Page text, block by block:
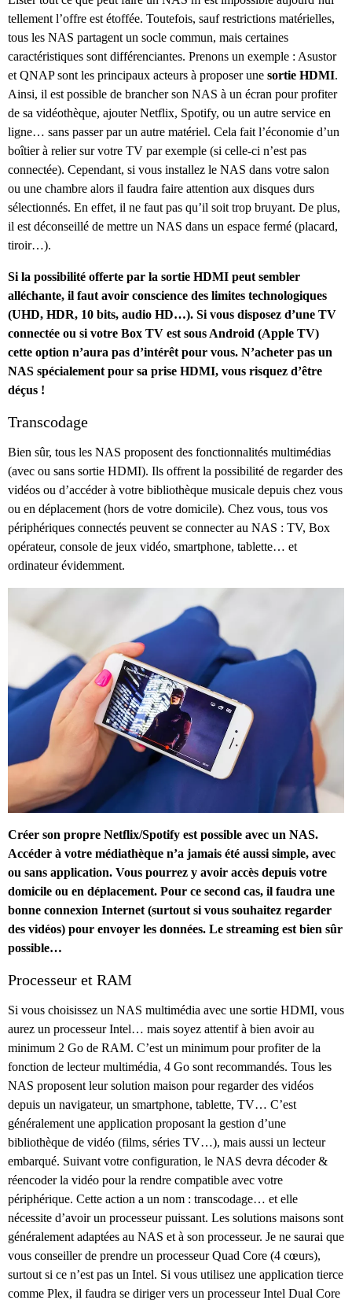
tellement l’offre est étoffée. Toutefois, sauf restrictions matérielles,
tous les NAS partagent un socle commun, mais certaines
caractéristiques sont différenciantes. Prenons un exemple : Asustor
et QNAP sont les principaux acteurs à proposer une sortie HDMI.
Ainsi, il est possible de brancher son NAS à un écran pour profiter
de sa vidéothèque, ajouter Netflix, Spotify, ou un autre service en
ligne… sans passer par un autre matériel. Cela fait l’économie d’un
boîtier à relier sur votre TV par exemple (si celle-ci n’est pas
connectée). Cependant, si vous installez le NAS dans votre salon
ou une chambre alors il faudra faire attention aux disques durs
sélectionnés. En effet, il ne faut pas qu’il soit trop bruyant. De plus,
il est déconseillé de mettre un NAS dans un espace fermé (placard,
tiroir…).
Si la possibilité offerte par la sortie HDMI peut sembler
alléchante, il faut avoir conscience des limites technologiques
(UHD, HDR, 10 bits, audio HD…). Si vous disposez d’une TV
connectée ou si votre Box TV est sous Android (Apple TV)
cette option n’aura pas d’intérêt pour vous. N’acheter pas un
NAS spécialement pour sa prise HDMI, vous risquez d’être
déçus !
Transcodage
Bien sûr, tous les NAS proposent des fonctionnalités multimédias
(avec ou sans sortie HDMI). Ils offrent la possibilité de regarder des
vidéos ou d’accéder à votre bibliothèque musicale depuis chez vous
ou en déplacement (hors de votre domicile). Chez vous, tous vos
périphériques connectés peuvent se connecter au NAS : TV, Box
opérateur, console de jeux vidéo, smartphone, tablette… et
ordinateur évidemment.
Créer son propre Netflix/Spotify est possible avec un NAS.
Accéder à votre médiathèque n’a jamais été aussi simple, avec
ou sans application. Vous pourrez y avoir accès depuis votre
domicile ou en déplacement. Pour ce second cas, il faudra une
bonne connexion Internet (surtout si vous souhaitez regarder
des vidéos) pour envoyer les données. Le streaming est bien sûr
possible…
Processeur et RAM
Si vous choisissez un NAS multimédia avec une sortie HDMI, vous
aurez un processeur Intel… mais soyez attentif à bien avoir au
minimum 2 Go de RAM. C’est un minimum pour profiter de la
fonction de lecteur multimédia, 4 Go sont recommandés. Tous les
NAS proposent leur solution maison pour regarder des vidéos
depuis un navigateur, un smartphone, tablette, TV… C’est
généralement une application proposant la gestion d’une
bibliothèque de vidéo (films, séries TV…), mais aussi un lecteur
embarqué. Suivant votre configuration, le NAS devra décoder &
réencoder la vidéo pour la rendre compatible avec votre
périphérique. Cette action a un nom : transcodage… et elle
nécessite d’avoir un processeur puissant. Les solutions maisons sont
généralement adaptées au NAS et à son processeur. Je ne saurai que
vous conseiller de prendre un processeur Quad Core (4 cœurs),
surtout si ce n’est pas un Intel. Si vous utilisez une application tierce
comme Plex, il faudra se diriger vers un processeur Intel Dual Core